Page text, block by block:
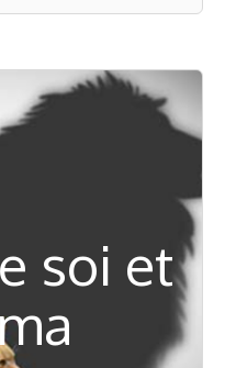
soi et